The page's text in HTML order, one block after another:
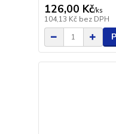
126,00 Kč/ks
104,13 Kč bez DPH